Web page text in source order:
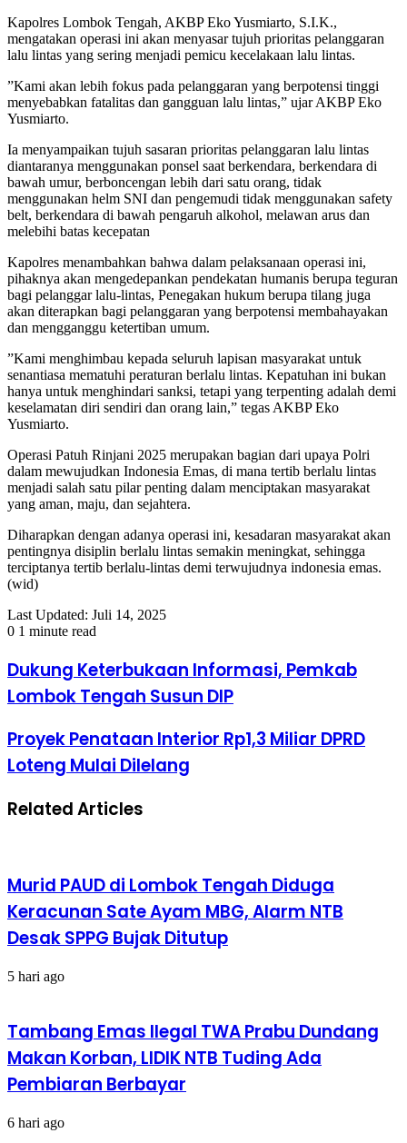
‎Kapolres Lombok Tengah, AKBP Eko Yusmiarto, S.I.K.,
mengatakan operasi ini akan menyasar tujuh prioritas pelanggaran
lalu lintas yang sering menjadi pemicu kecelakaan lalu lintas.
‎”Kami akan lebih fokus pada pelanggaran yang berpotensi tinggi
menyebabkan fatalitas dan gangguan lalu lintas,” ujar AKBP Eko
Yusmiarto.
‎Ia menyampaikan tujuh sasaran prioritas pelanggaran lalu lintas
diantaranya menggunakan ponsel saat berkendara, berkendara di
bawah umur, berboncengan lebih dari satu orang, tidak
menggunakan helm SNI dan pengemudi tidak menggunakan safety
belt, berkendara di bawah pengaruh alkohol, melawan arus dan
melebihi batas kecepatan
‎Kapolres menambahkan bahwa dalam pelaksanaan operasi ini,
pihaknya akan mengedepankan pendekatan humanis berupa teguran
bagi pelanggar lalu-lintas, Penegakan hukum berupa tilang juga
akan diterapkan bagi pelanggaran yang berpotensi membahayakan
dan mengganggu ketertiban umum.
‎”Kami menghimbau kepada seluruh lapisan masyarakat untuk
senantiasa mematuhi peraturan berlalu lintas. Kepatuhan ini bukan
hanya untuk menghindari sanksi, tetapi yang terpenting adalah demi
keselamatan diri sendiri dan orang lain,” tegas AKBP Eko
Yusmiarto.
‎Operasi Patuh Rinjani 2025 merupakan bagian dari upaya Polri
dalam mewujudkan Indonesia Emas, di mana tertib berlalu lintas
menjadi salah satu pilar penting dalam menciptakan masyarakat
yang aman, maju, dan sejahtera.
‎Diharapkan dengan adanya operasi ini, kesadaran masyarakat akan
pentingnya disiplin berlalu lintas semakin meningkat, sehingga
terciptanya tertib berlalu-lintas demi terwujudnya indonesia emas.
(wid)
Last Updated: Juli 14, 2025
0 1 minute read
Dukung Keterbukaan Informasi, Pemkab
Lombok Tengah Susun DIP
Proyek Penataan Interior Rp1,3 Miliar DPRD
Loteng Mulai Dilelang
Related Articles
Murid PAUD di Lombok Tengah Diduga
Keracunan Sate Ayam MBG, Alarm NTB
Desak SPPG Bujak Ditutup
5 hari ago
Tambang Emas Ilegal TWA Prabu Dundang
Makan Korban, LIDIK NTB Tuding Ada
Pembiaran Berbayar
6 hari ago